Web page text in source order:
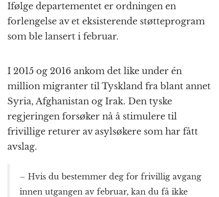
Ifølge departementet er ordningen en
forlengelse av et eksisterende støtteprogram
som ble lansert i februar.
I 2015 og 2016 ankom det like under én
million migranter til Tyskland fra blant annet
Syria, Afghanistan og Irak. Den tyske
regjeringen forsøker nå å stimulere til
frivillige returer av asylsøkere som har fått
avslag.
– Hvis du bestemmer deg for frivillig avgang
innen utgangen av februar, kan du få ikke